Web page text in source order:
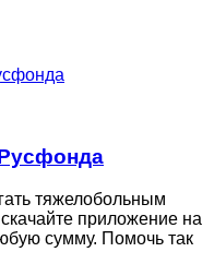
тяжелобольным
приложение на
сумму. Помочь так